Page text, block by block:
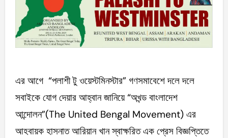
এর আগে “পলাশী টু ওয়েস্টমিনস্টার” গণসমাবেশে দলে দলে
সবাইকে যোগ দেয়ার আহ্বান জানিয়ে “অখন্ড বাংলাদেশ
আন্দোলন”(The United Bengal Movement) এর
আহবায়ক হাসনাত আরিয়ান খান স্বাক্ষরিত এক প্রেস বিজ্ঞপ্তিতে